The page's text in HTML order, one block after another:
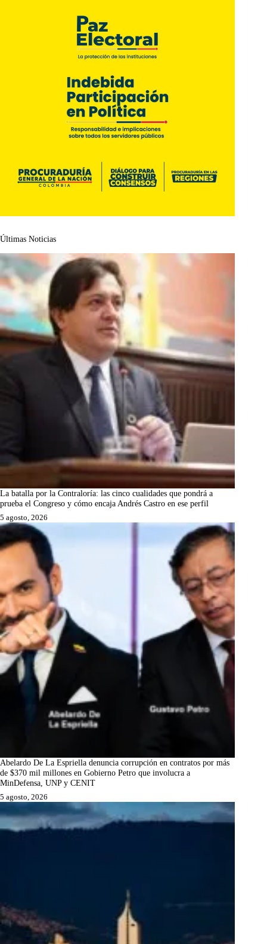
Últimas Noticias
La batalla por la Contraloría: las cinco cualidades que pondrá a
prueba el Congreso y cómo encaja Andrés Castro en ese perfil
5 agosto, 2026
Abelardo De La Espriella denuncia corrupción en contratos por más
de $370 mil millones en Gobierno Petro que involucra a
MinDefensa, UNP y CENIT
5 agosto, 2026